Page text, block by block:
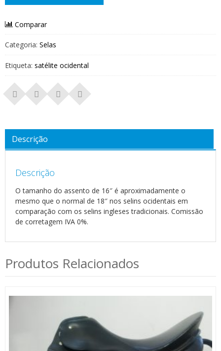
Comparar
Categoria: Selas
Etiqueta: satélite ocidental
Descrição
Descrição
O tamanho do assento de 16″ é aproximadamente o
mesmo que o normal de 18″ nos selins ocidentais em
comparação com os selins ingleses tradicionais. Comissão
de corretagem IVA 0%.
Produtos Relacionados